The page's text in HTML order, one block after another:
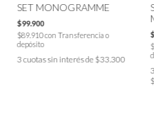
SET MONOGRAMME
$99.900
$89.910con Transferencia o
depósito
3cuotas sin interés de $33.300
3